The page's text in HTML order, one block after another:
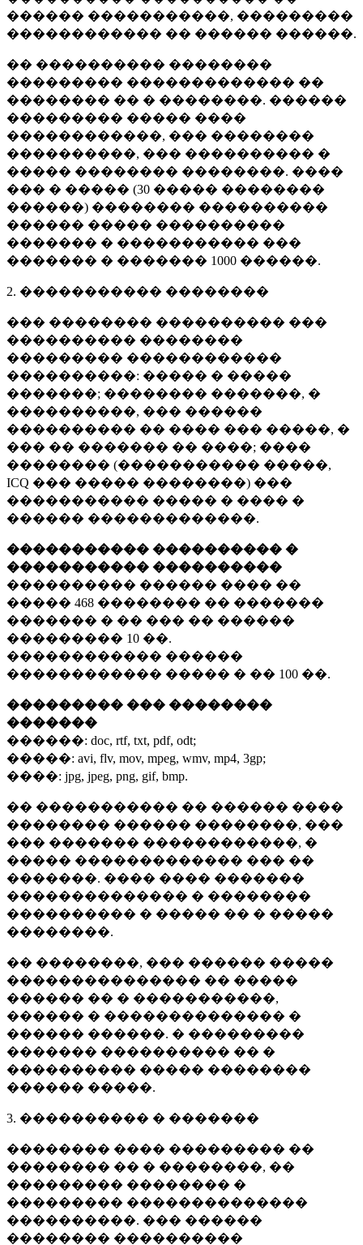
������ �����������, ���������
������������ �� ������ ������.
�� ���������� ��������
��������� ������������� ��
�������� �� � ��������. ������
��������� ����� ����
������������, ��� ��������
����������, ��� ���������� �
����� �������� ��������. ����
��� � ����� (30 ����� ��������
������) �������� ����������
������ ����� ����������
������� � ����������� ���
������� � ������� 1000 ������.
2. ����������� ��������
��� �������� ���������� ���
���������� ��������
��������� ������������
����������: ����� � �����
�������; �������� �������, �
����������, ��� ������
���������� �� ���� ��� �����, �
��� �� ������� �� ����; ����
�������� (����������� �����,
ICQ ��� ����� ��������) ���
����������� ����� � ���� �
������ �������������.
����������� ���������� �
����������� ����������
���������� ������ ���� ��
����� 468 �������� �� �������
������� � �� ��� �� ������
��������� 10 ��.
������������ ������
������������ ����� � �� 100 ��.
��������� ��� ��������
�������
������: doc, rtf, txt, pdf, odt;
�����: avi, flv, mov, mpeg, wmv, mp4, 3gp;
����: jpg, jpeg, png, gif, bmp.
�� ����������� �� ������ ����
�������� ������ ��������, ���
��� ������� ������������, �
����� ������������� ��� ��
�������. ���� ���� �������
�������������� � ��������
���������� � ����� �� � �����
��������.
�� ��������, ��� ������ �����
��������������� �� �����
������ �� � �����������,
������ � �������������� �
������ ������. � ���������
������� ���������� �� �
���������� ����� ��������
������ �����.
3. ���������� � �������
�������� ���� ��������� ��
�������� �� � ��������, ��
��������� �������� �
��������� ��������������
����������. ��� ������
�������� ����������